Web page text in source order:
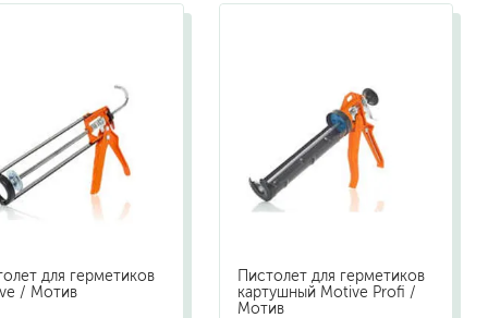
краски для декора, патина
мокрый шелк
венецианские (эффект мрамора)
песок (эффект песчаных вихрей)
декоративная шпаклевка
защитные составы, воски, лессировки
для герметиков
/ Мотив
Пистолет для герметиков
картушный Motive Profi /
Мотив